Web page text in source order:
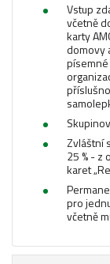
Vstup
včetně
karty
domovy
Zvláštní
25 % - z
karet
pro
včetně